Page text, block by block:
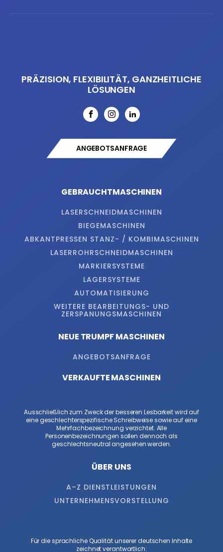
PRÄZISION, FLEXIBILITÄT, GANZHEITLICHE
LÖSUNGEN
ANGEBOTSANFRAGE
GEBRAUCHTMASCHINEN
LASERSCHNEIDMASCHINEN
BIEGEMASCHINEN
ABKANTPRESSEN STANZ- / KOMBIMASCHINEN
LASERROHRSCHNEIDMASCHINEN
MARKIERSYSTEME
LAGERSYSTEME
AUTOMATISIERUNG
WEITERE BEARBEITUNGS- UND
ZERSPANUNGSMASCHINEN
NEUE TRUMPF MASCHINEN
ANGEBOTSANFRAGE
VERKAUFTE MASCHINEN
Ausschließlich zum Zweck der besseren Lesbarkeit wird auf
eine geschlechterspezifische Schreibweise sowie auf eine
Mehrfachbezeichnung verzichtet. Alle
Personenbezeichnungen sollen dennoch als
geschlechtsneutral angesehen werden.
ÜBER UNS
A–Z DIENSTLEISTUNGEN
UNTERNEHMENSVORSTELLUNG
Für die sprachliche Qualität unserer deutschen Inhalte
zeichnet verantwortlich: